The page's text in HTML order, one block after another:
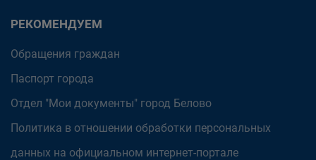
РЕКОМЕНДУЕМ
Обращения граждан
Паспорт города
Отдел "Мои документы" город Белово
Политика в отношении обработки персональных
данных на официальном интернет-портале